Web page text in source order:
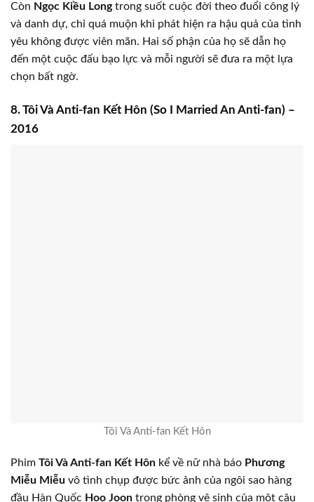
Còn Ngọc Kiều Longtrong suốt cuộc đời theo đuổi công lý
và danh dự, chỉ quá muộn khi phát hiện ra hậu quả của tình
yêu không được viên mãn. Hai số phận của họ sẽ dẫn họ
đến một cuộc đấu bạo lực và mỗi người sẽ đưa ra một lựa
chọn bất ngờ.
8. Tôi Và Anti-fan Kết Hôn (So I Married An Anti-fan) –
2016
Tôi Và Anti-fan Kết Hôn